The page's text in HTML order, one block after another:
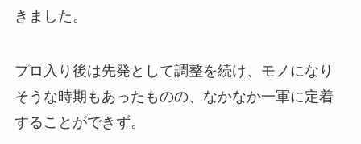
きました。
プロ入り後は先発として調整を続け、モノになり
そうな時期もあったものの、なかなか一軍に定着
することができず。